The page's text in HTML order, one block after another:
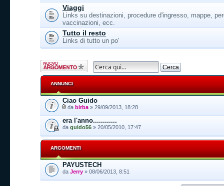
Viaggi
Links su destinazioni, procedure d'ingresso, mappe,
vaccinazioni, ecc.
Tutto il resto
Links di tutto un po'
Scrivi un nuovo
argomento
ANNUNCI
Ciao Guido
da birba » 29/09/2013, 18:28
era l'anno............
da guido56 » 20/05/2010, 17:47
ARGOMENTI
PAYUSTECH
da Jerry » 08/06/2013, 8:51